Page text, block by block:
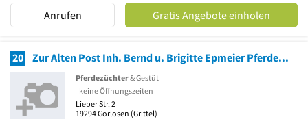
Anrufen Gratis Angebote einholen
20 Zur Alten Post Inh. Bernd u. Brigitte Epmeier Pferdegestüt
Pferdezüchter& Gestüt
keine Öffnungszeiten
Lieper Str. 2
19294Gorlosen (Grittel)